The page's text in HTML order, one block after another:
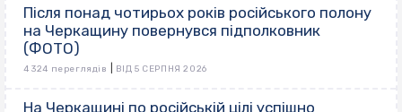
Після понад чотирьох років російського полону
на Черкащину повернувся підполковник
(ФОТО)
4 324 переглядів ВІД 5 СЕРПНЯ 2026
На Черкащині по російській цілі успішно